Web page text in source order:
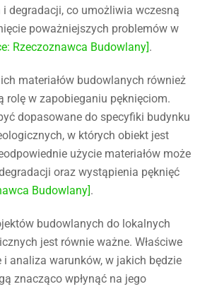
degradacji, co umożliwia wczesną
poważniejszych problemów w
Rzeczoznawca Budowlany].
materiałów budowlanych również
rolę w zapobieganiu pęknięciom.
dopasowane do specyfiki budynku
w których obiekt jest
użycie materiałów może
oraz wystąpienia pęknięć
Budowlany].
budowlanych do lokalnych
jest równie ważne. Właściwe
analiza warunków, w jakich będzie
znacząco wpłynąć na jego